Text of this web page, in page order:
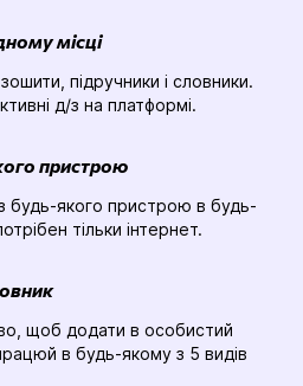
місці
підручники і словники.
д/з на платформі.
пристрою
будь-якого пристрою в будь-
тільки інтернет.
щоб додати в особистий
в будь-якому з 5 видів